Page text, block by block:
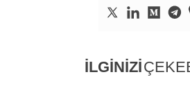
İLGİNİZİ